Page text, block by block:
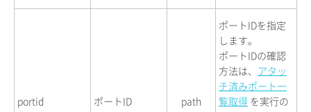
portid ポートID path
ポートIDを指定
します。
ポートIDの確認
方法は、 アタッ
チ済みポート一
覧取得 を実行の